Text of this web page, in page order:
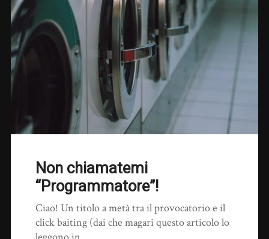
Non chiamatemi
“Programmatore”!
Ciao! Un titolo a metà tra il provocatorio e il
click baiting (dai che magari questo articolo lo